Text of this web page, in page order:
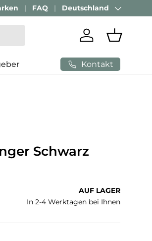
Bürostuhl finden mitAI-Beratung
FAQ Land/Region
Deutschland
Einloggen
Kontakt
Schwarz
AUF LAGER
In 2-4 Werktagen bei Ihnen